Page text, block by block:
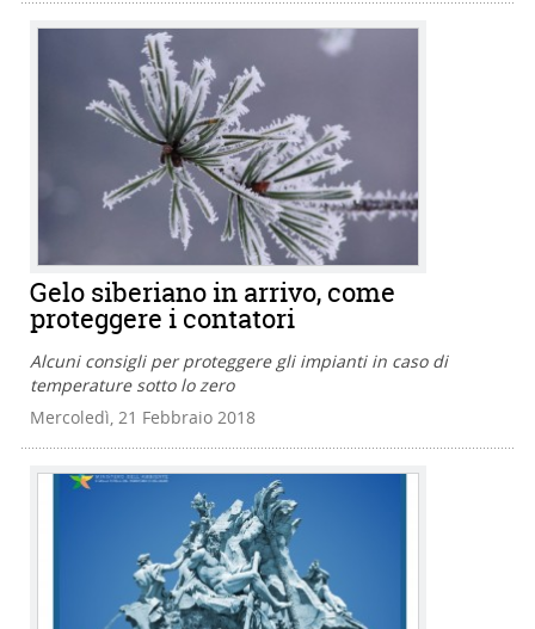
Gelo siberiano in arrivo, come
proteggere i contatori
Alcuni consigli per proteggere gli impianti in caso di
temperature sotto lo zero
Mercoledì, 21 Febbraio 2018